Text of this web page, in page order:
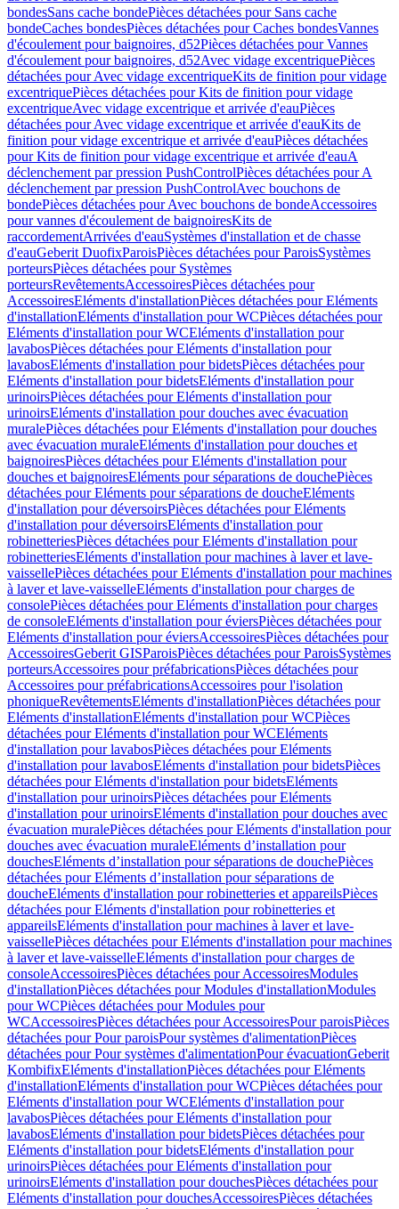
bondesSans cache bondePièces détachées pour Sans cache
bondeCaches bondesPièces détachées pour Caches bondesVannes
d'écoulement pour baignoires, d52Pièces détachées pour Vannes
d'écoulement pour baignoires, d52Avec vidage excentriquePièces
détachées pour Avec vidage excentriqueKits de finition pour vidage
excentriquePièces détachées pour Kits de finition pour vidage
excentriqueAvec vidage excentrique et arrivée d'eauPièces
détachées pour Avec vidage excentrique et arrivée d'eauKits de
finition pour vidage excentrique et arrivée d'eauPièces détachées
pour Kits de finition pour vidage excentrique et arrivée d'eauA
déclenchement par pression PushControlPièces détachées pour A
déclenchement par pression PushControlAvec bouchons de
bondePièces détachées pour Avec bouchons de bondeAccessoires
pour vannes d'écoulement de baignoiresKits de
raccordementArrivées d'eauSystèmes d'installation et de chasse
d'eauGeberit DuofixParoisPièces détachées pour ParoisSystèmes
porteursPièces détachées pour Systèmes
porteursRevêtementsAccessoiresPièces détachées pour
AccessoiresEléments d'installationPièces détachées pour Eléments
d'installationEléments d'installation pour WCPièces détachées pour
Eléments d'installation pour WCEléments d'installation pour
lavabosPièces détachées pour Eléments d'installation pour
lavabosEléments d'installation pour bidetsPièces détachées pour
Eléments d'installation pour bidetsEléments d'installation pour
urinoirsPièces détachées pour Eléments d'installation pour
urinoirsEléments d'installation pour douches avec évacuation
muralePièces détachées pour Eléments d'installation pour douches
avec évacuation muraleEléments d'installation pour douches et
baignoiresPièces détachées pour Eléments d'installation pour
douches et baignoiresEléments pour séparations de douchePièces
détachées pour Eléments pour séparations de doucheEléments
d'installation pour déversoirsPièces détachées pour Eléments
d'installation pour déversoirsEléments d'installation pour
robinetteriesPièces détachées pour Eléments d'installation pour
robinetteriesEléments d'installation pour machines à laver et lave-
vaissellePièces détachées pour Eléments d'installation pour machines
à laver et lave-vaisselleEléments d'installation pour charges de
consolePièces détachées pour Eléments d'installation pour charges
de consoleEléments d'installation pour éviersPièces détachées pour
Eléments d'installation pour éviersAccessoiresPièces détachées pour
AccessoiresGeberit GISParoisPièces détachées pour ParoisSystèmes
porteursAccessoires pour préfabricationsPièces détachées pour
Accessoires pour préfabricationsAccessoires pour l'isolation
phoniqueRevêtementsEléments d'installationPièces détachées pour
Eléments d'installationEléments d'installation pour WCPièces
détachées pour Eléments d'installation pour WCEléments
d'installation pour lavabosPièces détachées pour Eléments
d'installation pour lavabosEléments d'installation pour bidetsPièces
détachées pour Eléments d'installation pour bidetsEléments
d'installation pour urinoirsPièces détachées pour Eléments
d'installation pour urinoirsEléments d'installation pour douches avec
évacuation muralePièces détachées pour Eléments d'installation pour
douches avec évacuation muraleEléments d’installation pour
douchesEléments d’installation pour séparations de douchePièces
détachées pour Eléments d’installation pour séparations de
doucheEléments d'installation pour robinetteries et appareilsPièces
détachées pour Eléments d'installation pour robinetteries et
appareilsEléments d'installation pour machines à laver et lave-
vaissellePièces détachées pour Eléments d'installation pour machines
à laver et lave-vaisselleEléments d'installation pour charges de
consoleAccessoiresPièces détachées pour AccessoiresModules
d'installationPièces détachées pour Modules d'installationModules
pour WCPièces détachées pour Modules pour
WCAccessoiresPièces détachées pour AccessoiresPour paroisPièces
détachées pour Pour paroisPour systèmes d'alimentationPièces
détachées pour Pour systèmes d'alimentationPour évacuationGeberit
KombifixEléments d'installationPièces détachées pour Eléments
d'installationEléments d'installation pour WCPièces détachées pour
Eléments d'installation pour WCEléments d'installation pour
lavabosPièces détachées pour Eléments d'installation pour
lavabosEléments d'installation pour bidetsPièces détachées pour
Eléments d'installation pour bidetsEléments d'installation pour
urinoirsPièces détachées pour Eléments d'installation pour
urinoirsEléments d'installation pour douchesPièces détachées pour
Eléments d'installation pour douchesAccessoiresPièces détachées